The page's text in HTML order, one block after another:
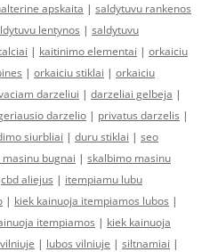
apskaita | saldytuvu rankenos
lentynos | saldytuvu
| kaitinimo elementai | orkaiciu
| orkaiciu stiklai | orkaiciu
darzeliui | darzeliai gelbeja |
darzelio | privatus darzelis |
siurbliai | duru stiklai | seo
bugnai | skalbimo masinu
cbd aliejus | itempiamu lubu
| kiek kainuoja itempiamos lubos |
itempiamos | kiek kainuoja
| lubos vilniuje | siltnamiai |